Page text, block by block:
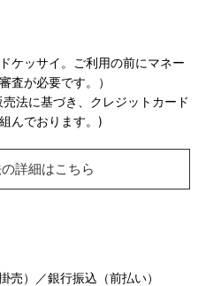
ケッサイ。ご利用の前にマネー
査が必要です。）
法に基づき、クレジットカード
んでおります。)
詳細はこちら
）／銀行振込（前払い）